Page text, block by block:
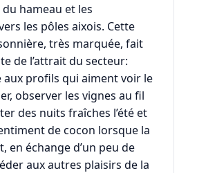
hameau et les
les pôles aixois. Cette
très marquée, fait
de l’attrait du secteur:
aux profils qui aiment voir le
observer les vignes au fil
des nuits fraîches l’été et
de cocon lorsque la
en échange d’un peu de
aux autres plaisirs de la